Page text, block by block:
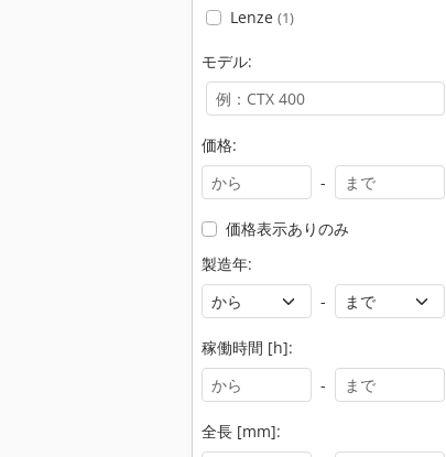
Lenze (1)
モデル:
価格:
-
価格表示ありのみ
製造年:
-
稼働時間 [h]:
-
全長 [mm]: